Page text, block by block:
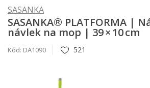
SASANKA
SASANKA® PLATFORMA |
návlek na mop | 39 × 10 cm
Kód: DA1090 521